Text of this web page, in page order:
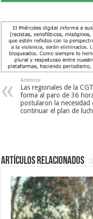
Anterior
Las regionales de la
forma al paro de 36
postularon la necesidad
continuar el plan de
Artículos Relacionados